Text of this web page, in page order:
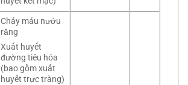
Chảy máu nướu
răng
Xuất huyết
đường tiêu hóa
(bao gồm xuất
huyết trực tràng)